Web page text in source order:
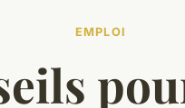
EMPLOI